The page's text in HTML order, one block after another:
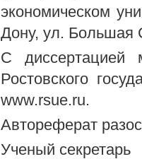
экономическом
Дону, ул. Большая
С диссертацией
Ростовского
www.rsue.ru.
Автореферат
Ученый секретарь